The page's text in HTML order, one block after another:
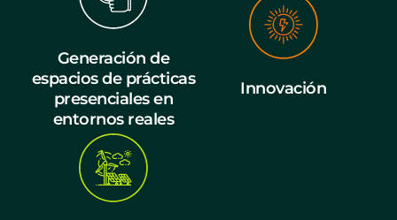
Generación de
espacios de prácticas
presenciales en
entornos reales
Innovación